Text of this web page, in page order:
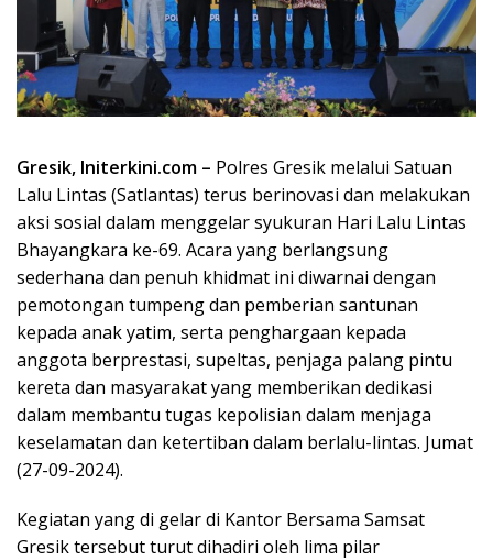
Gresik, Initerkini.com – Polres Gresik melalui Satuan
Lalu Lintas (Satlantas) terus berinovasi dan melakukan
aksi sosial dalam menggelar syukuran Hari Lalu Lintas
Bhayangkara ke-69. Acara yang berlangsung
sederhana dan penuh khidmat ini diwarnai dengan
pemotongan tumpeng dan pemberian santunan
kepada anak yatim, serta penghargaan kepada
anggota berprestasi, supeltas, penjaga palang pintu
kereta dan masyarakat yang memberikan dedikasi
dalam membantu tugas kepolisian dalam menjaga
keselamatan dan ketertiban dalam berlalu-lintas. Jumat
(27-09-2024).
Kegiatan yang di gelar di Kantor Bersama Samsat
Gresik tersebut turut dihadiri oleh lima pilar